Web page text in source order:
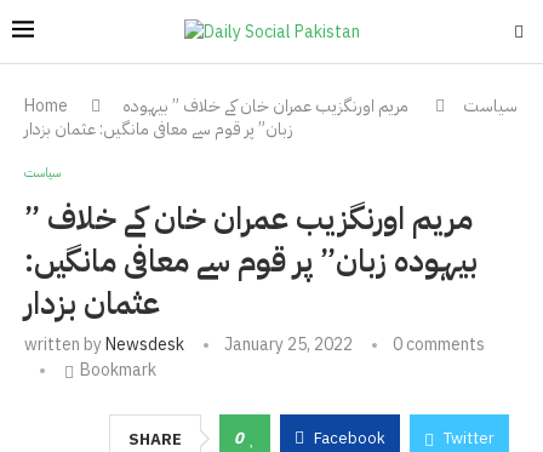
Home سیاست
مریم اورنگزیب عمران خان کے خلاف ” بیہودہ
زبان” پر قوم سے معافی مانگیں: عثمان بزدار
سیاست
مریم اورنگزیب عمران خان کے خلاف ”
بیہودہ زبان” پر قوم سے معافی مانگیں:
عثمان بزدار
written byNewsdesk January 25, 2022
0 comments
Bookmark
SHARE 0 Facebook Twitter